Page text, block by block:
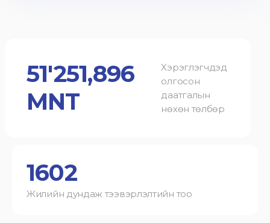
51'251,896
MNT
Хэрэглэгчдэд
олгосон
даатгалын
нөхөн төлбөр
1602
Жилийн дундаж тээвэрлэлтийн тоо